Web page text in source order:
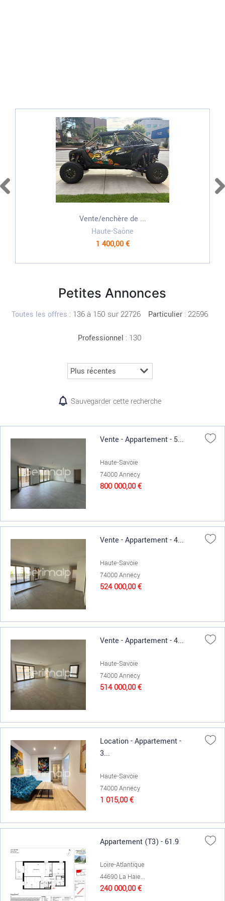
Vente/enchère de ...
Haute-Saône
1 400,00 €
Petites Annonces
Toutes les offres : 136 à 150 sur 22726 Particulier : 22596
Professionnel : 130
Sauvegarder cette recherche
Vente - Appartement - 5...
Haute-Savoie
74000 Annecy
800 000,00 €
Vente - Appartement - 4...
Haute-Savoie
74000 Annecy
524 000,00 €
Vente - Appartement - 4...
Haute-Savoie
74000 Annecy
514 000,00 €
Location - Appartement -
3...
Haute-Savoie
74000 Annecy
1 015,00 €
Appartement (T3) - 61.9
Loire-Atlantique
44690 La Haie...
240 000,00 €